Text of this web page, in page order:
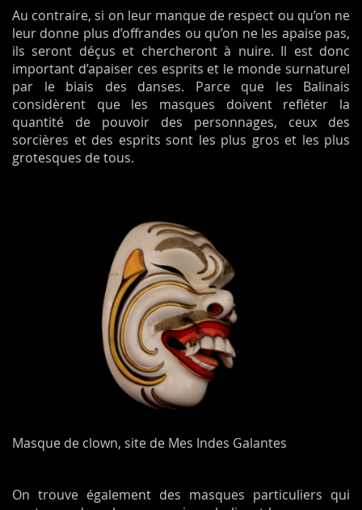
Au contraire, si on leur manque de respect ou qu’on ne
leur donne plus d’offrandes ou qu’on ne les apaise pas,
ils seront déçus et chercheront à nuire. Il est donc
important d’apaiser ces esprits et le monde surnaturel
par le biais des danses. Parce que les Balinais
considèrent que les masques doivent refléter la
quantité de pouvoir des personnages, ceux des
sorcières et des esprits sont les plus gros et les plus
grotesques de tous.
Masque de clown, site de Mes Indes Galantes
On trouve également des masques particuliers qui